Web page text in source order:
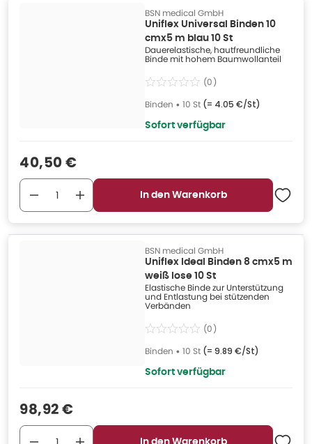
BSN medical GmbH
Uniflex Universal Binden 10
cmx5 m blau 10 St
Dauerelastische, hautfreundliche
Binde mit hohem Baumwollanteil
(0)
Binden • 10 St (= 4.05 €/St)
Sofort verfügbar
Verkaufspreis
40,50 €
In den Warenkorb
BSN medical GmbH
Uniflex Ideal Binden 8 cmx5 m
weiß lose 10 St
Elastische Binde zur Unterstützung
und Entlastung bei stützenden
Verbänden
(0)
Binden • 10 St (= 9.89 €/St)
Sofort verfügbar
Verkaufspreis
98,92 €
In den Warenkorb